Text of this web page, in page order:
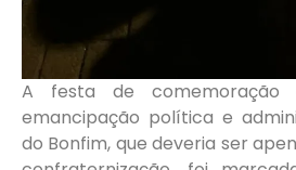
A festa de comemoração
emancipação política e
do Bonfim, que deveria ser